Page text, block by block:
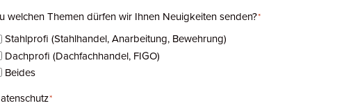
welchen Themen dürfen wir Ihnen Neuigkeiten senden?*
Stahlprofi (Stahlhandel, Anarbeitung, Bewehrung)
Dachprofi (Dachfachhandel, FIGO)
Beides
*